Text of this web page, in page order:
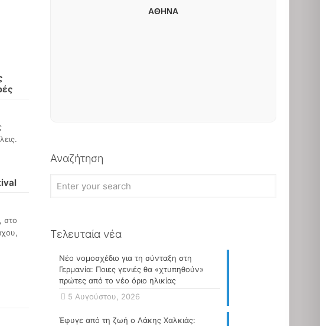
στο
ΑΘΗΝΑ
Αναζήτηση
Τελευταία νέα
Νέο νομοσχέδιο για τη σύνταξη στη
Γερμανία: Ποιες γενιές θα «χτυπηθούν»
πρώτες από το νέο όριο ηλικίας
5 Αυγούστου, 2026
Έφυγε από τη ζωή ο Λάκης Χαλκιάς: